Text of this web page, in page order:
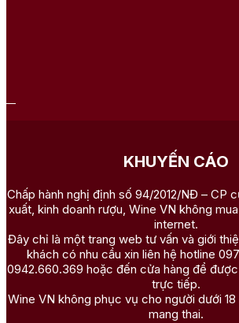
KHUYẾN CÁO
Chấp hành nghị định số 94/2012/NĐ – CP
xuất, kinh doanh rượu, Wine VN không
internet.
Đây chỉ là một trang web tư vấn và giới
khách có nhu cầu xin liên hệ hotline
0942.660.369 hoặc đến cửa hàng để
trực tiếp.
Wine VN không phục vụ cho người dưới
mang thai.